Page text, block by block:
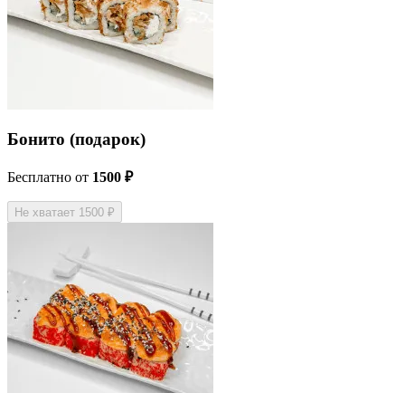
Бонито (подарок)
Бесплатно от 1500 ₽
Не хватает 1500 ₽